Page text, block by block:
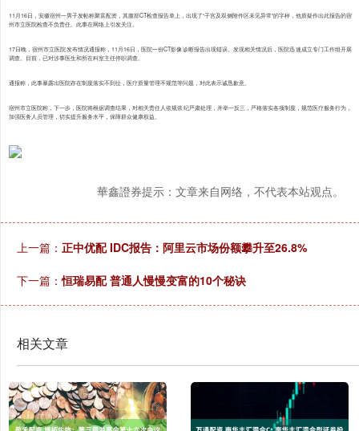
11月16日，安徽宿州一男子发帖称聚富配资，其腹部CT检查报告单上，出现了“子宫及双侧附件区未见异常”的字样，他质疑作出此报告的宿
州市立医院检查不负责任。此事在网络上引发关注。
17日晚，宿州市立医院发布情况通报称，11月16日，医院一份CT影像诊断报告出现错误。发现相关情况后，医院迅速成立专门工作组开展
调查。目前，已对涉事医生和所在科室主任停职调查。
通报称，此事暴露出医院存在制度落实不到位，医疗质量管理不规范等问题，对此表示诚恳歉意。
宿州市立医院称，下一步，医院将根据调查结果，对相关责任人依规依纪严肃处理，并举一反三，严格落实各项制度，规范医疗服务行为，
加强医务人员管理，切实提升服务水平，保障群众健康权益。
華鑫證券提示：文章来自网络，不代表本站观点。
上一篇： 正中优配 IDC报告：阿里云市场份额攀升至26.8%
下一篇：恒瑞易配 普通人慢慢变富的10个秘诀
相关文章